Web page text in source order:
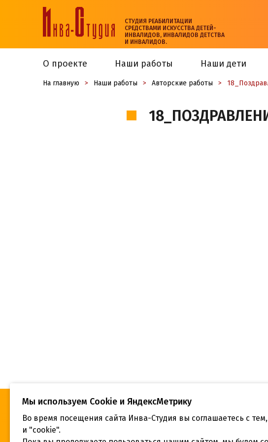
СТУДИЯ РЕАБИЛИТАЦИИ
СРЕДСТВАМИ ИСКУССТВА ДЕТЕЙ-
ИНВАЛИДОВ, ИНВАЛИДОВ ДЕТСТВА
И ИНВАЛИДОВ.
О проекте
Наши работы Наши дети
На главную > Наши работы > Авторские работы >
«Инва-Студия. Академия. Центр
социальной реабилитации», © 2026 г.
Адрес:
Мы используем Сookie и ЯндексМетрику
Во время посещения сайта Инва-Студия вы соглашаетесь с
и "cookie".